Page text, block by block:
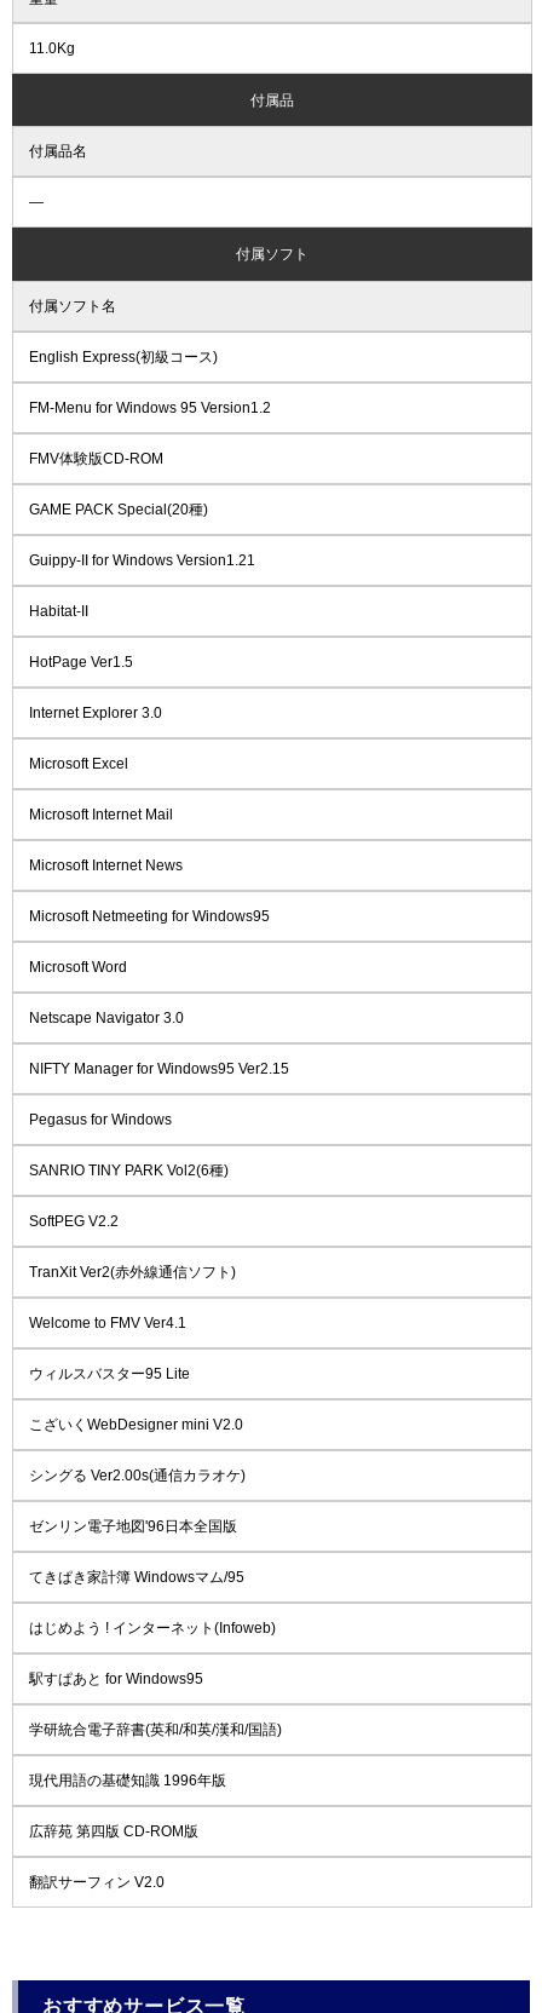
11.0Kg
付属品
付属品名
―
付属ソフト
付属ソフト名
English Express(初級コース)
FM-Menu for Windows 95 Version1.2
FMV体験版CD-ROM
GAME PACK Special(20種)
Guippy-II for Windows Version1.21
Habitat-II
HotPage Ver1.5
Internet Explorer 3.0
Microsoft Excel
Microsoft Internet Mail
Microsoft Internet News
Microsoft Netmeeting for Windows95
Microsoft Word
Netscape Navigator 3.0
NIFTY Manager for Windows95 Ver2.15
Pegasus for Windows
SANRIO TINY PARK Vol2(6種)
SoftPEG V2.2
TranXit Ver2(赤外線通信ソフト)
Welcome to FMV Ver4.1
ウィルスバスター95 Lite
こざいくWebDesigner mini V2.0
シングる Ver2.00s(通信カラオケ)
ゼンリン電子地図'96日本全国版
てきぱき家計簿 Windowsマム/95
はじめよう ! インターネット(Infoweb)
駅すぱあと for Windows95
学研統合電子辞書(英和/和英/漢和/国語)
現代用語の基礎知識 1996年版
広辞苑 第四版 CD-ROM版
翻訳サーフィン V2.0
おすすめサービス一覧